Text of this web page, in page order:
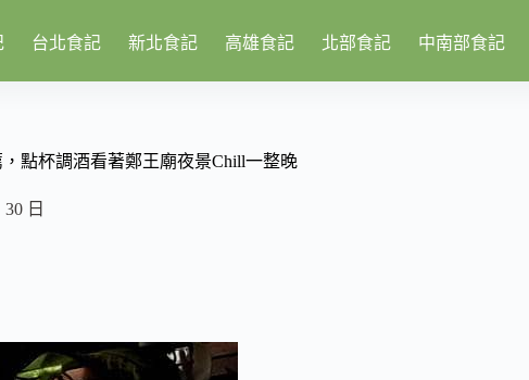
台北食記 新北食記 高雄食記 北部食記 中南部食記
，點杯調酒看著鄭王廟夜景Chill一整晚
日